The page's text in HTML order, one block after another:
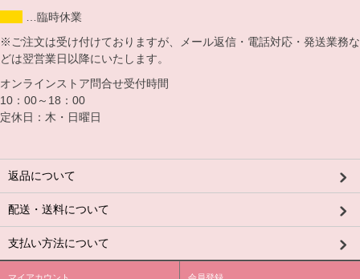
…臨時休業
※ご注文は受け付けておりますが、メール返信・電話対応・発送業務な
どは翌営業日以降にいたします。
オンラインストア問合せ受付時間
10：00～18：00
定休日：木・日曜日
返品について
配送・送料について
支払い方法について